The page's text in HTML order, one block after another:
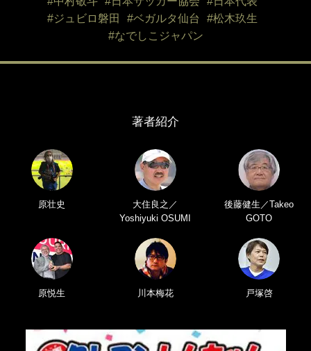
#ジュビロ磐田
#ベガルタ仙台
#松木玖生
#なでしこジャパン
著者紹介
原壮史
大住良之／
Yoshiyuki OSUMI
後藤健生／Takeo
GOTO
原悦生 川本梅花 戸塚啓